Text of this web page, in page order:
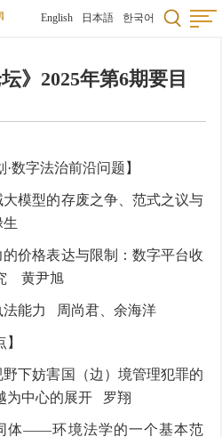
English 日本語 한국어
坛》2025年第6期要目
·数字法治前沿问题】
大模型的存废之争、范式之议与
的价格表达与限制：数字平台收
黄尹旭
法能力 周尚君、余海洋
野下妨害国（边）境管理犯罪的
中心的展开 罗翔
体——环境法学的一个基本范